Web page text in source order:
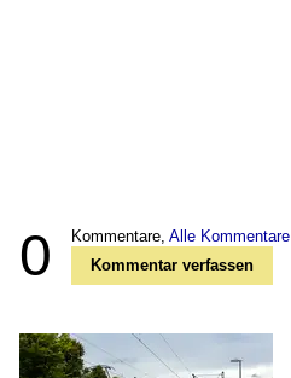
0 Kommentare, Alle Kommentare
Kommentar verfassen